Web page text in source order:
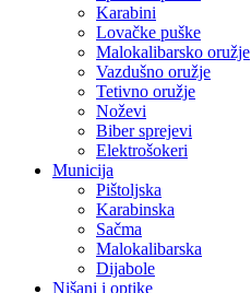
Karabini
Lovačke puške
Malokalibarsko oružje
Vazdušno oružje
Tetivno oružje
Noževi
Biber sprejevi
Elektrošokeri
Municija
Pištoljska
Karabinska
Sačma
Malokalibarska
Dijabole
Nišani i optike